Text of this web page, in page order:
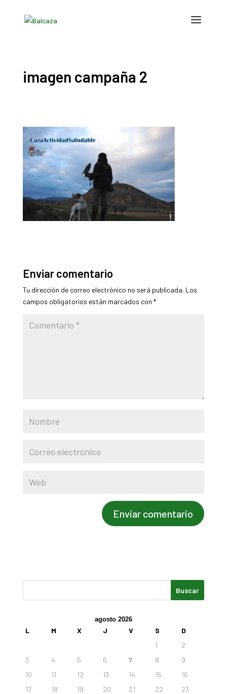
imagen campaña 2
Enviar comentario
Tu dirección de correo electrónico no será publicada. Los
campos obligatorios están marcados con *
agosto 2026
L M X J V S
D
1
2
3
4 5 6 7 8
9
10
11 12 13 14 15
16
17
18 19 20 21 22
23